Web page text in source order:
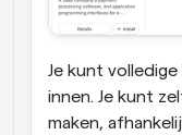
Je kunt
innen. Je kunt
maken,